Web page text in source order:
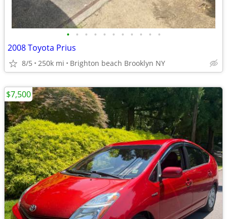
• • • • • • • • • • •
2008 Toyota Prius
8/5 250k mi Brighton beach Brooklyn NY
$7,500